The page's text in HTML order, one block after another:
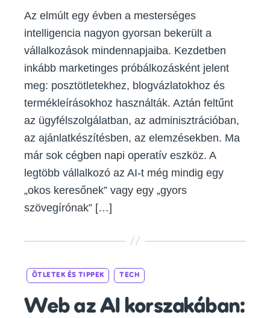
Az elmúlt egy évben a mesterséges
intelligencia nagyon gyorsan bekerült a
vállalkozások mindennapjaiba. Kezdetben
inkább marketinges próbálkozásként jelent
meg: posztötletekhez, blogvázlatokhoz és
termékleírásokhoz használták. Aztán feltűnt
az ügyfélszolgálatban, az adminisztrációban,
az ajánlatkészítésben, az elemzésekben. Ma
már sok cégben napi operatív eszköz. A
legtöbb vállalkozó az AI-t még mindig egy
„okos keresőnek” vagy egy „gyors
szövegírónak” […]
Categories
ÖTLETEK ÉS TIPPEK TECH
Web az AI korszakában: